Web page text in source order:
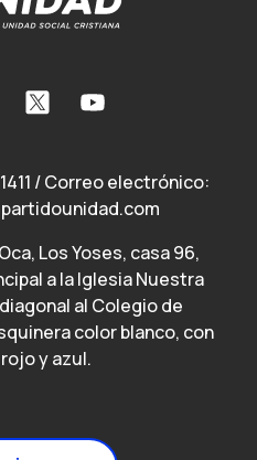
/ Correo electrónico:
Los Yoses, casa 96,
a la Iglesia Nuestra
al Colegio de
color blanco, con
y azul.